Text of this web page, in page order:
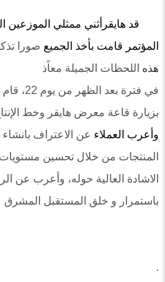
قد هايقر أثني ممثلي الموزعين
المؤتمر قامت بأخذ الجميع صورا
هذه
اللحظات الجميلة معاًذ
في فترة بعد الظهر
من
بزيارة قاعة معرض هايقر وخط
و أعرب العملاء عن الاعتراف
المنتجات من خلال تحسين
الاشادة العالية حوله، وأعرب عن
باستمرار و خلق المستقبل المشرق
.